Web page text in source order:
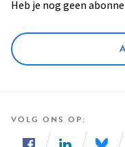
Heb je nog geen
VOLG ONS OP